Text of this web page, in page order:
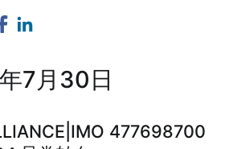
7月30日
477698700